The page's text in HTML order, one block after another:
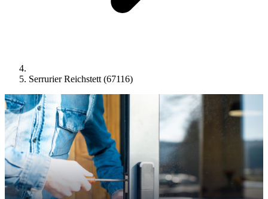
Serrurier Reichstett (67116)